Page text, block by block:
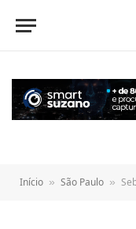
conteúdo
Início » São Paulo »